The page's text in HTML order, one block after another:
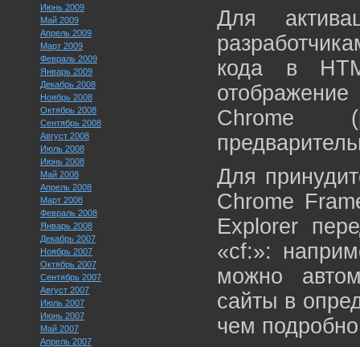
Июнь 2009
Май 2009
Апрель 2009
Март 2009
Февраль 2009
Январь 2009
Декабрь 2008
Ноябрь 2008
Октябрь 2008
Сентябрь 2008
Август 2008
Июль 2008
Июнь 2008
Май 2008
Апрель 2008
Март 2008
Февраль 2008
Январь 2008
Декабрь 2007
Ноябрь 2007
Октябрь 2007
Сентябрь 2007
Август 2007
Июль 2007
Июнь 2007
Май 2007
Апрель 2007
Для
кода в
Chrome
Для
Chrome
Explorer
«cf:»:
можно
сайты в
чем